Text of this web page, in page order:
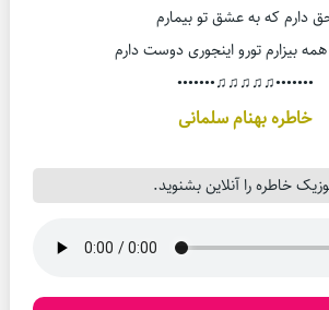
دارم که به عشق تو بیمارم
همه بیزارم تورو اینجوری دوست دارم
•••••••♫♫♫♫♫•••••••
خاطره بهنام سلمانی
خاطره را آنلاین بشنوید.